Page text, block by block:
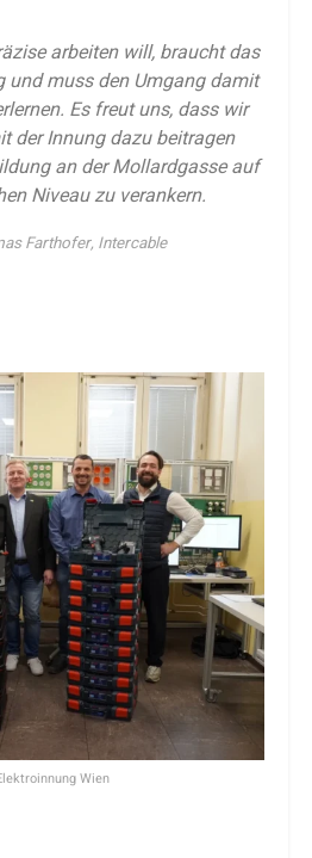
arbeiten will, braucht das
und muss den Umgang damit
Es freut uns, dass wir
der Innung dazu beitragen
an der Mollardgasse auf
Niveau zu verankern.
Farthofer, Intercable
Wien